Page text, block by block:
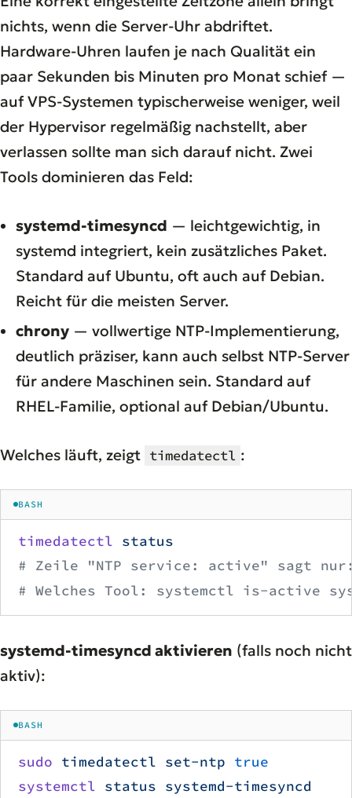
nichts, wenn die Server-Uhr abdriftet.
Hardware-Uhren laufen je nach Qualität ein
paar Sekunden bis Minuten pro Monat schief —
auf VPS-Systemen typischerweise weniger, weil
der Hypervisor regelmäßig nachstellt, aber
verlassen sollte man sich darauf nicht. Zwei
Tools dominieren das Feld:
systemd-timesyncd — leichtgewichtig, in
systemd integriert, kein zusätzliches Paket.
Standard auf Ubuntu, oft auch auf Debian.
Reicht für die meisten Server.
chrony — vollwertige NTP-Implementierung,
deutlich präziser, kann auch selbst NTP-Server
für andere Maschinen sein. Standard auf
RHEL-Familie, optional auf Debian/Ubuntu.
Welches läuft, zeigt timedatectl :
BASH
timedatectl status
# Zeile "NTP service: active" sagt
# Welches Tool: systemctl is-active
systemd-timesyncd aktivieren (falls noch nicht
aktiv):
BASH
sudo timedatectl set-ntp true
systemctl status systemd-timesyncd